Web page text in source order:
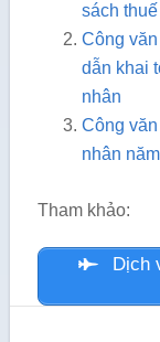
sách
Công
dẫn khai
nhân
Công
nhân
Tham khảo:
Dịch